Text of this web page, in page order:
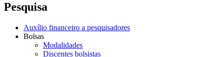
Pesquisa
Auxílio financeiro a pesquisadores
Bolsas
Modalidades
Discentes bolsistas